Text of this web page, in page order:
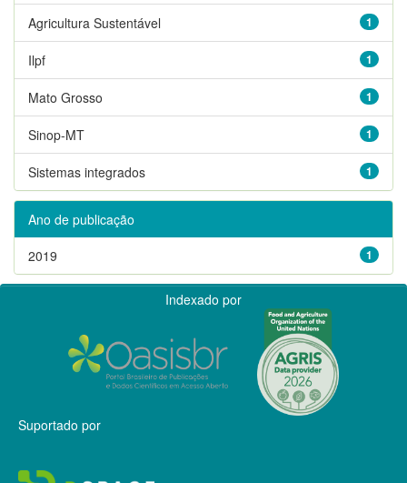
1
Agricultura Sustentável
1
Ilpf
1
Mato Grosso
1
Sinop-MT
1
Sistemas integrados
Ano de publicação
1
2019
Indexado por
Suportado por